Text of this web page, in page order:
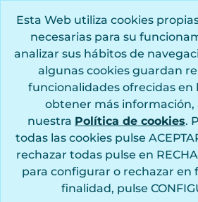
Esta Web utiliza cookies
necesarias para su
analizar sus hábitos de
algunas cookies guardan
funcionalidades ofrecidas en
obtener más información,
nuestra Política de cookies.
todas las cookies pulse
rechazar todas pulse en
para configurar o rechazar en
finalidad, pulse